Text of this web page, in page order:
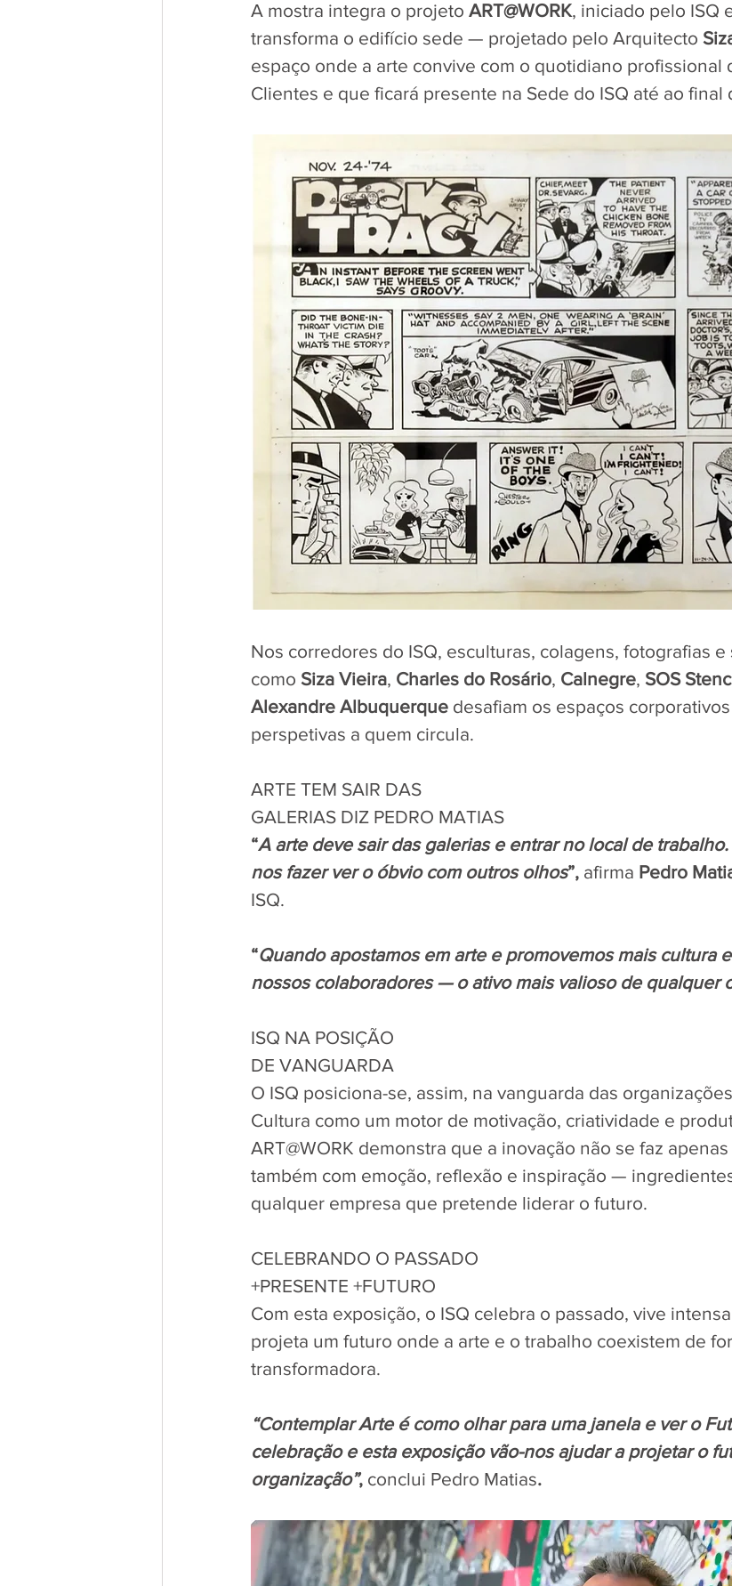
A mostra integra o projeto ART@WORK, iniciado pelo ISQ
transforma o edifício sede — projetado pelo Arquitecto
espaço onde a arte convive com o quotidiano profissional
Clientes e que ficará presente na Sede do ISQ até ao final
Nos corredores do ISQ, esculturas, colagens, fotografias
como Siza Vieira, Charles do Rosário, Calnegre, SOS
Alexandre Albuquerque desafiam os espaços
perspetivas a quem circula.
ARTE TEM SAIR DAS
GALERIAS DIZ PEDRO MATIAS
“A arte deve sair das galerias e entrar no local de
nos fazer ver o óbvio com outros olhos”, afirma Pedro
ISQ.
“Quando apostamos em arte e promovemos mais cultura
nossos colaboradores — o ativo mais valioso de qualquer
ISQ NA POSIÇÃO
DE VANGUARDA
O ISQ posiciona-se, assim, na vanguarda das
Cultura como um motor de motivação, criatividade e
ART@WORK demonstra que a inovação não se faz
também com emoção, reflexão e inspiração —
qualquer empresa que pretende liderar o futuro.
CELEBRANDO O PASSADO
+PRESENTE +FUTURO
Com esta exposição, o ISQ celebra o passado, vive
projeta um futuro onde a arte e o trabalho coexistem de
transformadora.
“Contemplar Arte é como olhar para uma janela e ver o
celebração e esta exposição vão-nos ajudar a projetar o
organização”, conclui Pedro Matias.